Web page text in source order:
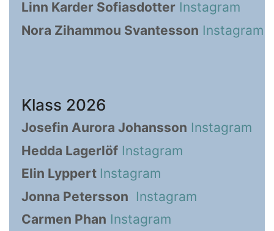
Linn Karder Sofiasdotter Instagram
Nora Zihammou Svantesson Instagram
Klass 2026
Josefin Aurora Johansson Instagram
Hedda Lagerlöf Instagram
Elin Lyppert Instagram
Jonna Petersson Instagram
Carmen Phan Instagram